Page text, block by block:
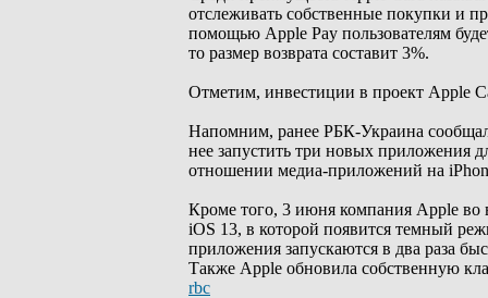
отслеживать собственные покупки и
помощью Apple Pay пользователям
то размер возврата составит 3%.
Отметим, инвестиции в проект Apple
Напомним, ранее РБК-Украина
нее запустить три новых приложения
отношении медиа-приложений на
Кроме того, 3 июня компания Apple во
iOS 13, в которой появится темный
приложения запускаются в два раза
Также Apple обновила собственную
rbc